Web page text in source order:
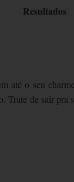
Resultados
até o seu
Trate de sair